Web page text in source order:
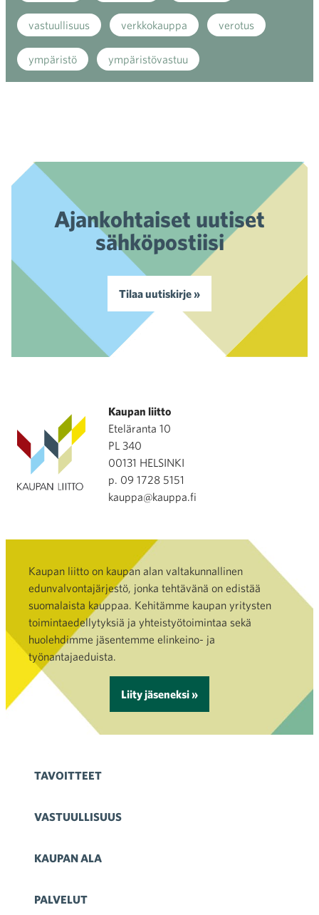
vastuullisuus verkkokauppa verotus
ympäristö ympäristövastuu
Ajankohtaiset uutiset
sähköpostiisi
Tilaa uutiskirje »
Kaupan liitto
Eteläranta 10
PL 340
00131 HELSINKI
p. 09 1728 5151
kauppa@kauppa.fi
Kaupan liitto on kaupan alan valtakunnallinen
edunvalvontajärjestö, jonka tehtävänä on edistää
suomalaista kauppaa. Kehitämme kaupan yritysten
toimintaedellytyksiä ja yhteistyötoimintaa sekä
huolehdimme jäsentemme elinkeino- ja
työnantajaeduista.
Liity jäseneksi »
TAVOITTEET
VASTUULLISUUS
KAUPAN ALA
PALVELUT